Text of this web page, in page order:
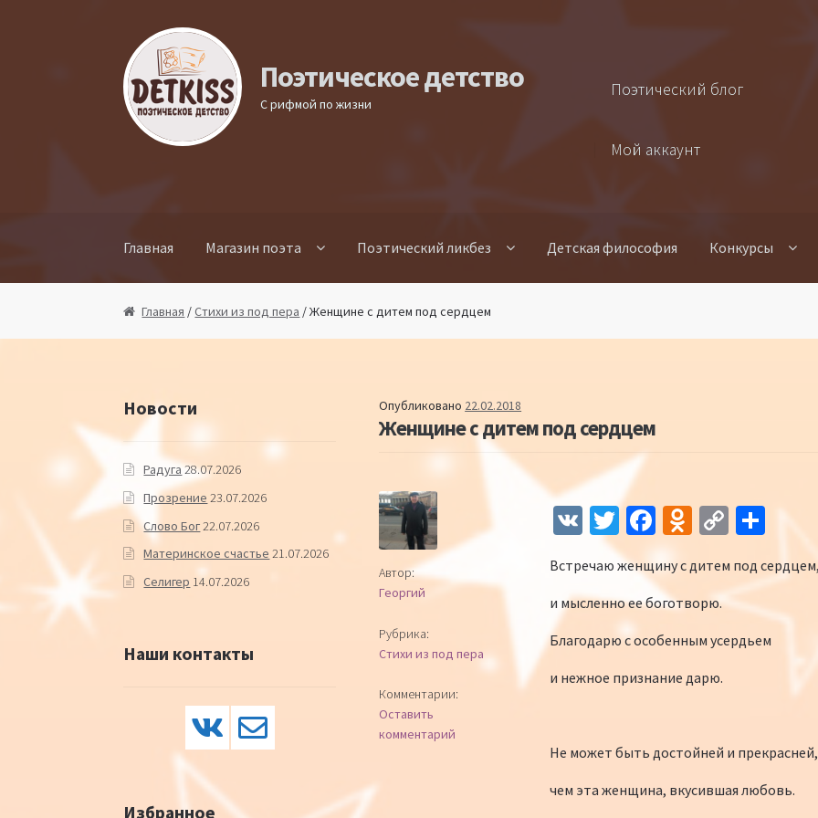
Поэтическое детство
С рифмой по жизни
Поэтический блог
Мой аккаунт
Главная Магазин поэта Поэтический ликбез Детская философия Конкурсы
Главная /Стихи из под пера / Женщине с дитем под сердцем
Опубликовано 22.02.2018
Женщине с дитем под сердцем
Автор:
Георгий
Рубрика:
Стихи из под пера
Комментарии:
Оставить
комментарий
V T
wi
tt
er
Fa
ce
b
o
o
k
O
n
o
kl
as
sn
C
p
y
Li
О
п
р
а
Встречаю женщину с дитем под
и мысленно ее боготворю.
Благодарю с особенным усердьем
и нежное признание дарю.
Не может быть достойней и прекрасней,
чем эта женщина, вкусившая любовь.
Навигация по записям
Новости
Радуга 28.07.2026
Прозрение 23.07.2026
Слово Бог22.07.2026
Материнское счастье 21.07.2026
Селигер 14.07.2026
Наши контакты
Избранное